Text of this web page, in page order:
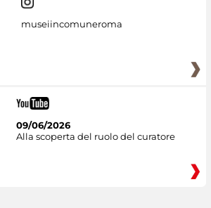
museiincomuneroma
09/06/2026
Alla scoperta del ruolo del curatore